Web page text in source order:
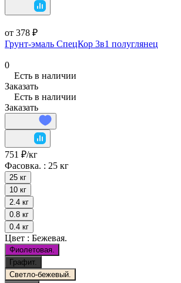
от 378 ₽
Грунт-эмаль СпецКор 3в1 полуглянец
0
Есть в наличии
Заказать
Есть в наличии
Заказать
751 ₽/кг
Фасовка. : 25 кг
25 кг
10 кг
2.4 кг
0.8 кг
0.4 кг
Цвет : Бежевая.
Фиолетовая.
Графит.
Светло-бежевый.